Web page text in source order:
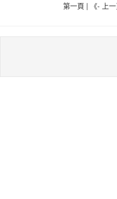
第一頁 | 《- 上